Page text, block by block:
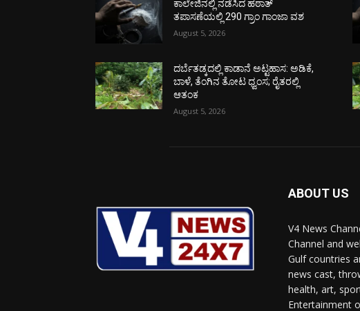
ಕಾಲೇಜಿನಲ್ಲಿ ನಡೆಸಿದ ಹಠಾತ್
ತಪಾಸಣೆಯಲ್ಲಿ 290 ಗ್ರಾಂ ಗಾಂಜಾ ವಶ
August 5, 2026
ದರ್ಬೆತಡ್ಕದಲ್ಲಿ ಕಾಡಾನೆ ಅಟ್ಟಹಾಸ: ಅಡಿಕೆ,
ಬಾಳೆ, ತೆಂಗಿನ ತೋಟ ಧ್ವಂಸ; ರೈತರಲ್ಲಿ
ಆತಂಕ
August 5, 2026
ABOUT US
V4 News
Channel and
Gulf countries
news cast,
health, art,
Entertainment